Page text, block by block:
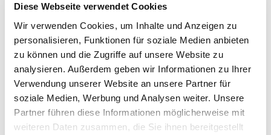
Diese Webseite verwendet Cookies
Wir verwenden Cookies, um Inhalte und Anzeigen zu
personalisieren, Funktionen für soziale Medien anbieten
zu können und die Zugriffe auf unsere Website zu
analysieren. Außerdem geben wir Informationen zu Ihrer
Verwendung unserer Website an unsere Partner für
soziale Medien, Werbung und Analysen weiter. Unsere
Partner führen diese Informationen möglicherweise mit
weiteren Daten zusammen, die Sie ihnen bereitgestellt
SCHLAGWORT:TSCHILP
VERÖFFENTLICHT
AM
3. Juli – Hitzefrei
Grüne Freunde winken mir von der anderen
Straßenseite mit ihren Ästen zu und der Eisverkäufer
fährt hupend um die Ecke. Hitze staut sich in den